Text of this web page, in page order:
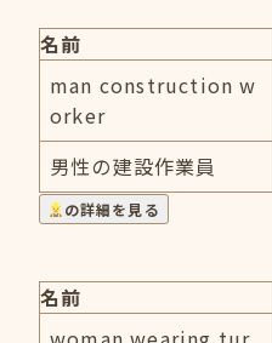
名前
man construction w
orker
男性の建設作業員
の詳細を見る
名前